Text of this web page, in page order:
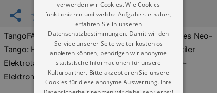
TangoFACTORY kreiert einen ganz eigenen Stil des Neo-
Tango: HEARTBEAT MILONGAGROOVES, ein subtiler
Elektrotango mit Bandoneon, Saxophon und Live-
Elektronik.
verwenden wir Cookies. Wie Cookies
funktionieren und welche Aufgabe sie haben,
erfahren Sie in unseren
Datenschutzbestimmungen. Damit wir den
Service unserer Seite weiter kostenlos
anbieten können, benötigen wir anonyme
statistische Informationen für unsere
Kulturpartner. Bitte akzeptieren Sie unsere
Cookies für diese anonyme Auswertung. Ihre
Datensicherheit nehmen wir dabei sehr ernst!